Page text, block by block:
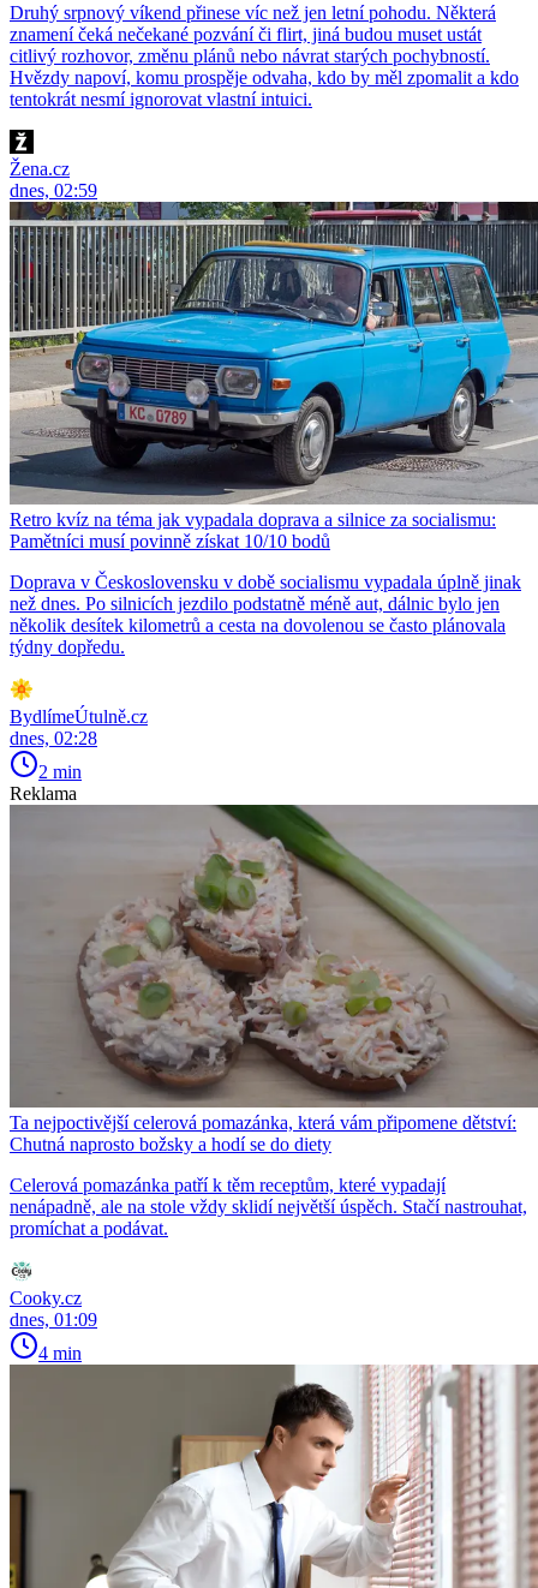
Druhý srpnový víkend přinese víc než jen letní pohodu. Některá
znamení čeká nečekané pozvání či flirt, jiná budou muset ustát
citlivý rozhovor, změnu plánů nebo návrat starých pochybností.
Hvězdy napoví, komu prospěje odvaha, kdo by měl zpomalit a kdo
tentokrát nesmí ignorovat vlastní intuici.
Žena.cz
dnes, 02:59
Retro kvíz na téma jak vypadala doprava a silnice za socialismu:
Pamětníci musí povinně získat 10/10 bodů
Doprava v Československu v době socialismu vypadala úplně jinak
než dnes. Po silnicích jezdilo podstatně méně aut, dálnic bylo jen
několik desítek kilometrů a cesta na dovolenou se často plánovala
týdny dopředu.
BydlímeÚtulně.cz
dnes, 02:28
2 min
Reklama
Ta nejpoctivější celerová pomazánka, která vám připomene dětství:
Chutná naprosto božsky a hodí se do diety
Celerová pomazánka patří k těm receptům, které vypadají
nenápadně, ale na stole vždy sklidí největší úspěch. Stačí nastrouhat,
promíchat a podávat.
Cooky.cz
dnes, 01:09
4 min